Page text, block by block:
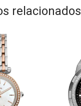
relacionados